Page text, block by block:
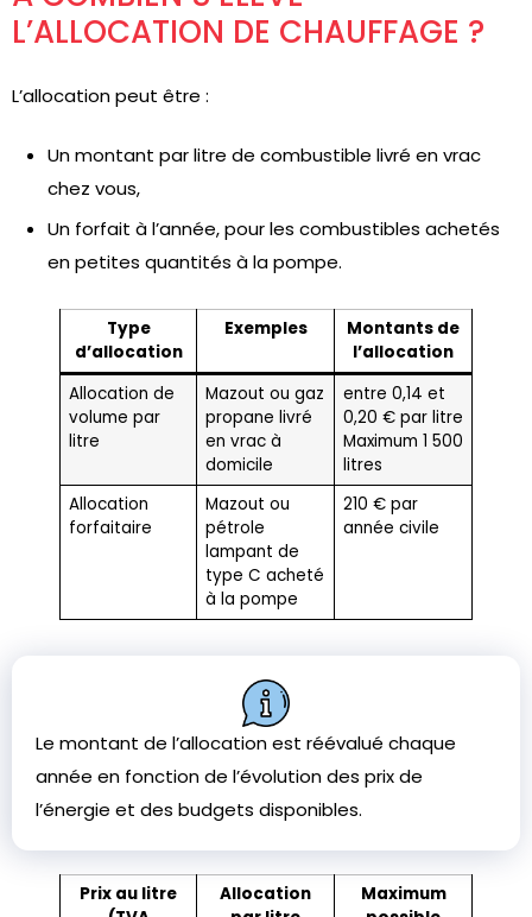
L’ALLOCATION DE CHAUFFAGE ?
L’allocation peut être :
Un montant par litre de combustible livré en vrac
chez vous,
Un forfait à l’année, pour les combustibles achetés
en petites quantités à la pompe.
Type
d’allocation
Exemples
Montants de
l’allocation
Allocation de
volume par
litre
Mazout ou gaz
propane livré
en vrac à
domicile
entre 0,14 et
0,20 € par litre
Maximum 1 500
litres
Allocation
forfaitaire
Mazout ou
pétrole
lampant de
type C acheté
à la pompe
210 € par
année civile
Le montant de l’allocation est réévalué chaque
année en fonction de l’évolution des prix de
l’énergie et des budgets disponibles.
Prix au litre
Allocation
Maximum